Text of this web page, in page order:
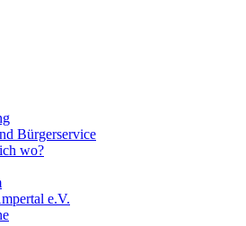
Bürgerservice
wo?
e.V.